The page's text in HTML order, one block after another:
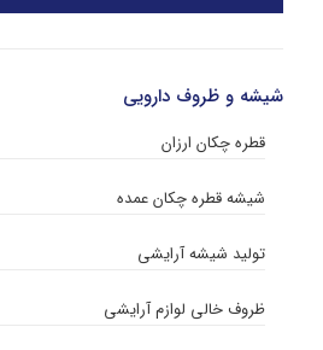
شیشه و ظروف دارویی
قطره چکان ارزان
شیشه قطره چکان عمده
تولید شیشه آرایشی
ظروف خالی لوازم آرایشی